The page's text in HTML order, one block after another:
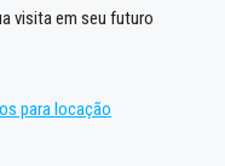
visita em seu futuro
para locação